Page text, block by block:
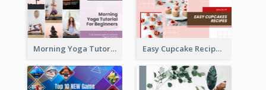
Morning Yoga Tutorial YouTube Thumbnail Easy Cupcake Recipes YouTube Thumbnail